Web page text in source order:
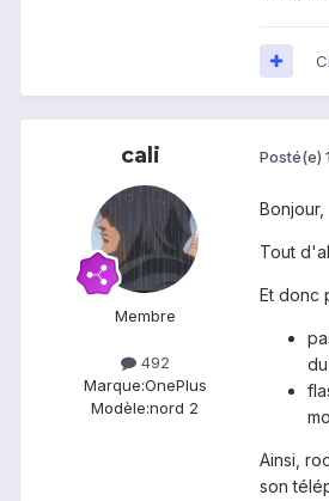
cali
Membre
492
Marque:OnePlus
Modèle:nord 2
Posté(e)
Bonjour,
Tout
Et donc
Ainsi,
son